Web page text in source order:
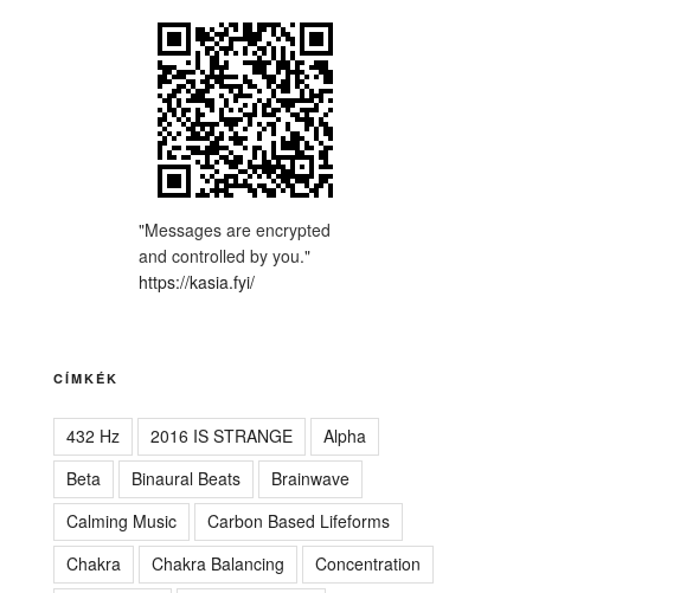
"Messages are encrypted
and controlled by you."
https://kasia.fyi/
CÍMKÉK
432 Hz 2016 IS STRANGE
Alpha
Beta
Binaural Beats
Brainwave
Calming Music
Carbon Based Lifeforms
Chakra
Chakra Balancing
Concentration